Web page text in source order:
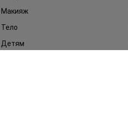
Макияж
Тело
Детям